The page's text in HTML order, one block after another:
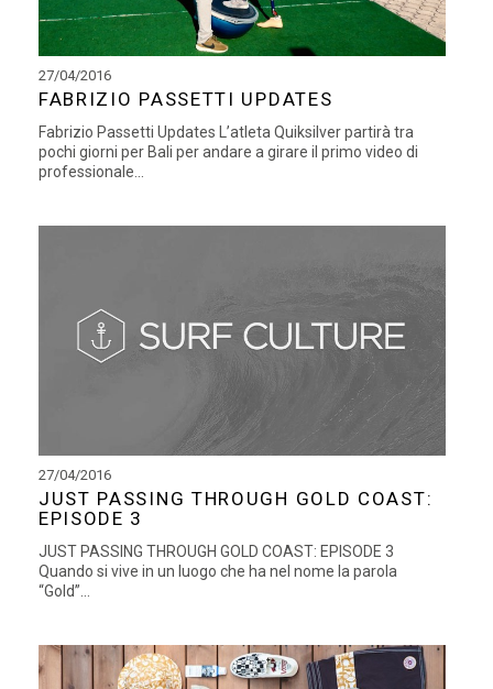
27/04/2016
FABRIZIO PASSETTI UPDATES
Fabrizio Passetti Updates L’atleta Quiksilver partirà tra
pochi giorni per Bali per andare a girare il primo video di
professionale...
27/04/2016
JUST PASSING THROUGH GOLD COAST:
EPISODE 3
JUST PASSING THROUGH GOLD COAST: EPISODE 3
Quando si vive in un luogo che ha nel nome la parola
“Gold”...